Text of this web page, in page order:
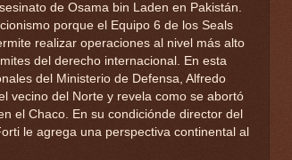
de Osama bin Laden en Pakistán.
porque el Equipo 6 de los Seals
realizar operaciones al nivel más alto
del derecho internacional. En esta
del Ministerio de Defensa, Alfredo
vecino del Norte y revela como se abortó
el Chaco. En su condiciónde director del
le agrega una perspectiva continental al